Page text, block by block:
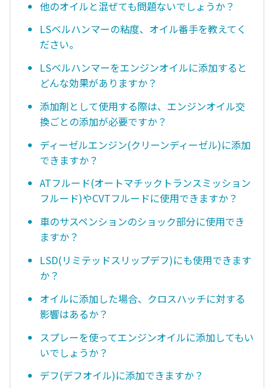
他のオイルと混ぜても問題ないでしょうか？
LSベルハンマーの粘度、オイル番手を教えてく
ださい。
LSベルハンマーをエンジンオイルに添加すると
どんな効果がありますか？
添加剤として使用する際は、エンジンオイル交
換ごとの添加が必要ですか？
ディーゼルエンジン(クリーンディーゼル)に添加
できますか？
ATフルード(オートマチックトランスミッション
フルード)やCVTフルードに使用できますか？
車のサスペンションのショック部分に使用でき
ますか？
LSD(リミテッドスリップデフ)にも使用できます
か？
オイルに添加した場合、クロスハッチに対する
影響はあるか？
スプレーを使ってエンジンオイルに添加してもい
いでしょうか？
デフ(デフオイル)に添加できますか？